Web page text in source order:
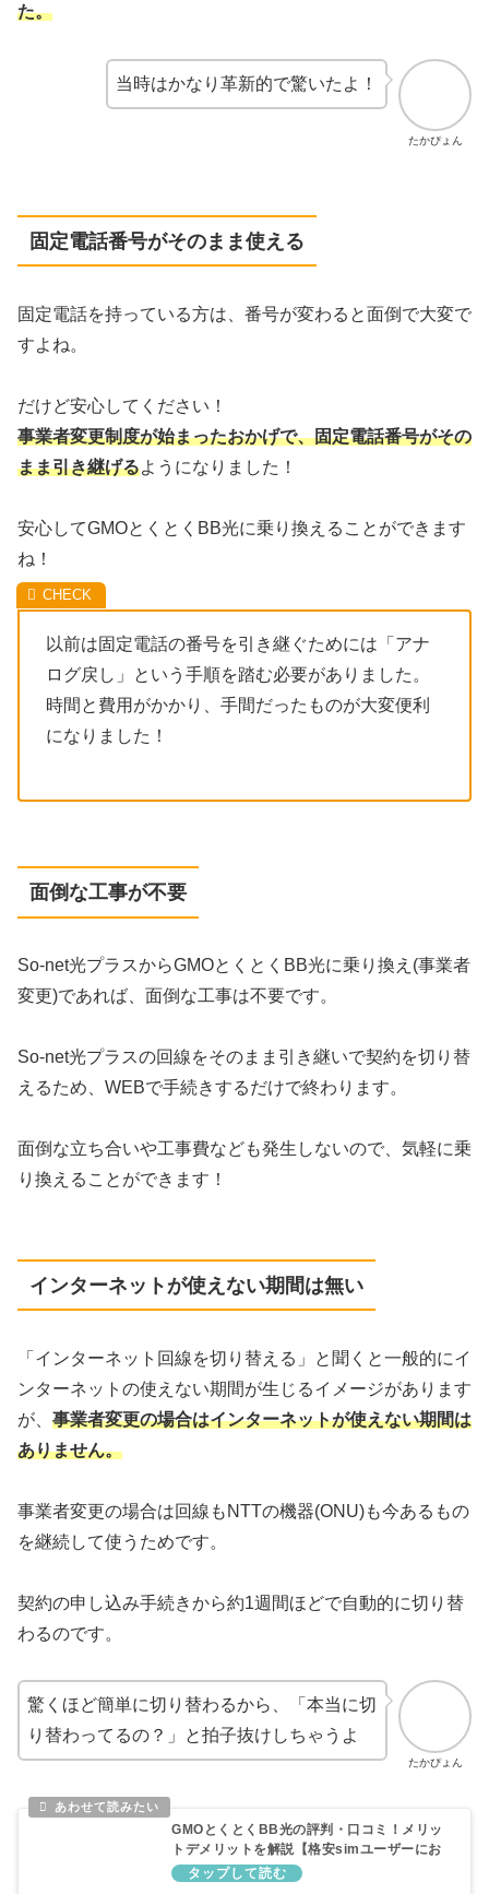
た。
たかぴょん
当時はかなり革新的で驚いたよ！
固定電話番号がそのまま使える
固定電話を持っている方は、番号が変わると面倒で大変で
すよね。
だけど安心してください！
事業者変更制度が始まったおかげで、固定電話番号がその
まま引き継げるようになりました！
安心してGMOとくとくBB光に乗り換えることができます
ね！
以前は固定電話の番号を引き継ぐためには「アナ
ログ戻し」という手順を踏む必要がありました。
時間と費用がかかり、手間だったものが大変便利
になりました！
面倒な工事が不要
So-net光プラスからGMOとくとくBB光に乗り換え(事業者
変更)であれば、面倒な工事は不要です。
So-net光プラスの回線をそのまま引き継いで契約を切り替
えるため、WEBで手続きするだけで終わります。
面倒な立ち合いや工事費なども発生しないので、気軽に乗
り換えることができます！
インターネットが使えない期間は無い
「インターネット回線を切り替える」と聞くと一般的にイ
ンターネットの使えない期間が生じるイメージがあります
が、 事業者変更の場合はインターネットが使えない期間は
ありません。
事業者変更の場合は回線もNTTの機器(ONU)も今あるもの
を継続して使うためです。
契約の申し込み手続きから約1週間ほどで自動的に切り替
わるのです。
たかぴょん
驚くほど簡単に切り替わるから、「本当に切
り替わってるの？」と拍子抜けしちゃうよ
GMOとくとくBB光の評判・口コミ！メリッ
トデメリットを解説【格安simユーザーにお
すすめ】